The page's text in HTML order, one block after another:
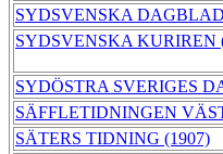
SYDSVENSKA
SYDSVENSKA KURIREN
SYDÖSTRA SVERIGES
SÄFFLETIDNINGEN
SÄTERS TIDNING (1907)